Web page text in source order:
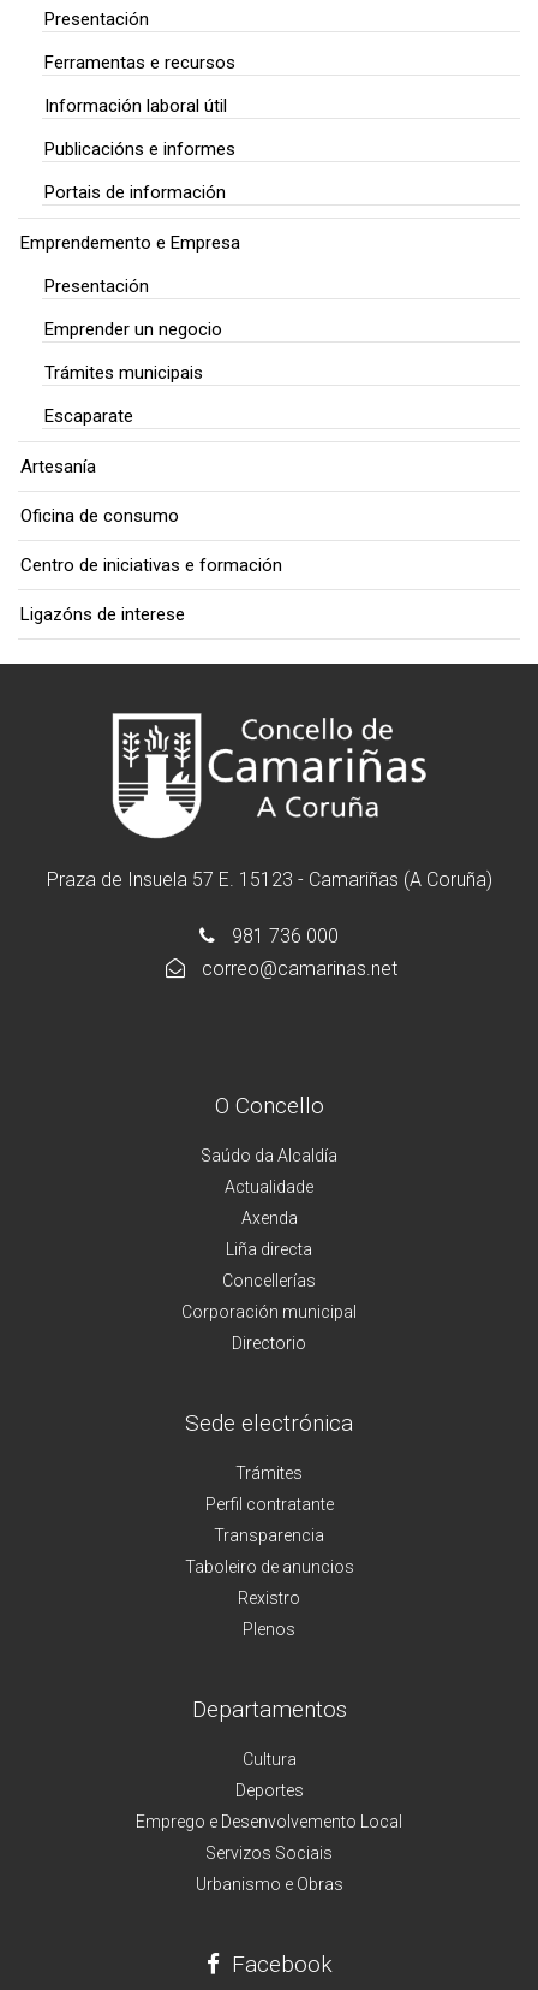
Presentación
Ferramentas e recursos
Información laboral útil
Publicacións e informes
Portais de información
Emprendemento e Empresa
Presentación
Emprender un negocio
Trámites municipais
Escaparate
Artesanía
Oficina de consumo
Centro de iniciativas e formación
Ligazóns de interese
Praza de Insuela 57 E. 15123 - Camariñas (A Coruña)
981 736 000
correo@camarinas.net
O Concello
Saúdo da Alcaldía
Actualidade
Axenda
Liña directa
Concellerías
Corporación municipal
Directorio
Sede electrónica
Trámites
Perfil contratante
Transparencia
Taboleiro de anuncios
Rexistro
Plenos
Departamentos
Cultura
Deportes
Emprego e Desenvolvemento Local
Servizos Sociais
Urbanismo e Obras
Facebook